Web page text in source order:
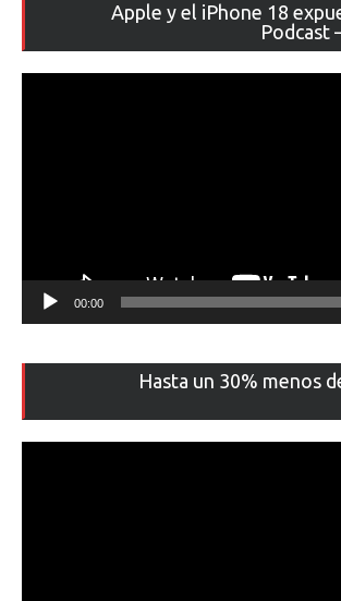
Apple y el iPhone 18
Podcast
00:00
Hasta un 30% menos